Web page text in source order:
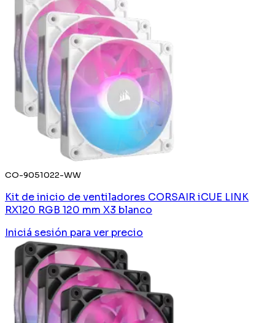
CO-9051022-WW
Kit de inicio de ventiladores CORSAIR iCUE LINK
RX120 RGB 120 mm X3 blanco
Iniciá sesión para ver precio